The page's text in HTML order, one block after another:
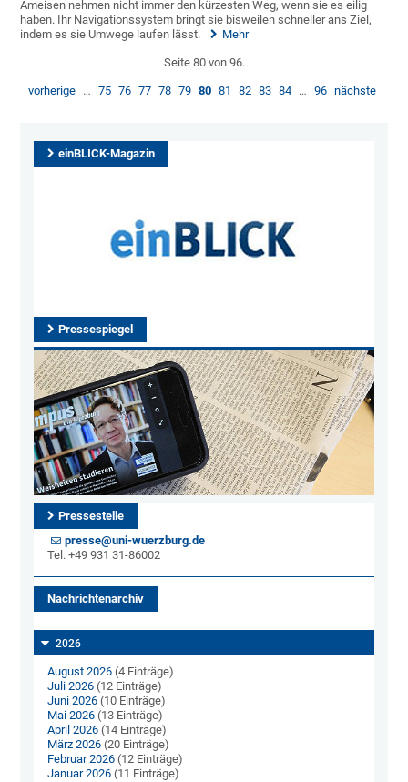
Ameisen nehmen nicht immer den kürzesten Weg, wenn sie es eilig
haben. Ihr Navigationssystem bringt sie bisweilen schneller ans Ziel,
indem es sie Umwege laufen lässt.
Mehr
Seite 80 von 96.
vorherige … 75 76 77 78 79 80 81 82 83 84 … 96 nächste
einBLICK-Magazin
Pressespiegel
Pressestelle
presse@uni-wuerzburg.de
Tel. +49 931 31-86002
Nachrichtenarchiv
2026
August 2026 (4 Einträge)
Juli 2026 (12 Einträge)
Juni 2026 (10 Einträge)
Mai 2026 (13 Einträge)
April 2026 (14 Einträge)
März 2026 (20 Einträge)
Februar 2026 (12 Einträge)
Januar 2026 (11 Einträge)